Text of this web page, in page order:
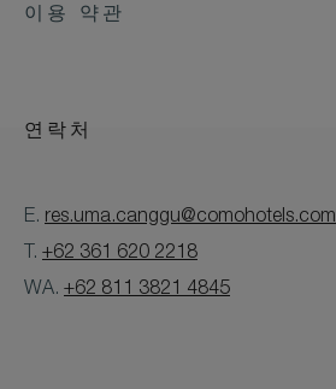
이용 약관
연락처
E. res.uma.canggu@comohotels.com
T. +62 361 620 2218
WA. +62 811 3821 4845